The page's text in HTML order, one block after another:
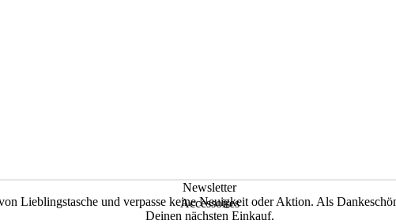
Accessoires
Newsletter
Lieblingstasche und verpasse keine Neuigkeit oder Aktion. Als
Deinen nächsten Einkauf.